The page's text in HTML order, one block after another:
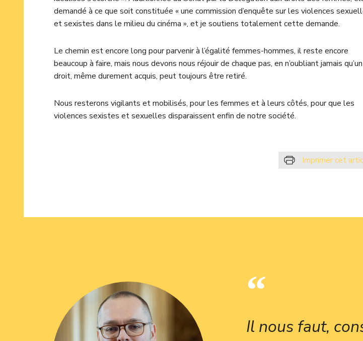
demandé à ce que soit constituée « une commission d’enquête sur les violences
et sexistes dans le milieu du cinéma », et je soutiens totalement cette demande.
Le chemin est encore long pour parvenir à l’égalité femmes-hommes, il reste encore
beaucoup à faire, mais nous devons nous réjouir de chaque pas, en n’oubliant jamais qu’un
droit, même durement acquis, peut toujours être retiré.
Nous resterons vigilants et mobilisés, pour les femmes et à leurs côtés, pour que les
violences sexistes et sexuelles disparaissent enfin de notre société.
Imprimer cet
Il nous faut,